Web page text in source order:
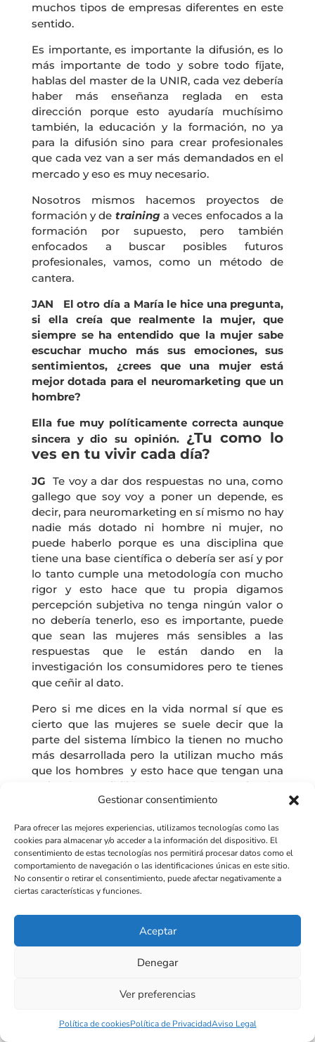
Gestionar consentimiento
Para ofrecer las mejores experiencias, utilizamos tecnologías como las
cookies para almacenar y/o acceder a la información del dispositivo. El
consentimiento de estas tecnologías nos permitirá procesar datos como el
comportamiento de navegación o las identificaciones únicas en este sitio.
No consentir o retirar el consentimiento, puede afectar negativamente a
ciertas características y funciones.
Aceptar
Denegar
Ver preferencias
Política de cookiesPolítica de PrivacidadAviso Legal
muchos tipos de empresas diferentes en este
sentido.
Es importante, es importante la difusión, es lo
más importante de todo y sobre todo fíjate,
hablas del master de la UNIR, cada vez debería
haber más enseñanza reglada en esta
dirección porque esto ayudaría muchísimo
también, la educación y la formación, no ya
para la difusión sino para crear profesionales
que cada vez van a ser más demandados en el
mercado y eso es muy necesario.
Nosotros mismos hacemos proyectos de
formación y de traininga veces enfocados a la
formación por supuesto, pero también
enfocados a buscar posibles futuros
profesionales, vamos, como un método de
cantera.
JAN El otro día a María le hice una pregunta,
si ella creía que realmente la mujer, que
siempre se ha entendido que la mujer sabe
escuchar mucho más sus emociones, sus
sentimientos, ¿crees que una mujer está
mejor dotada para el neuromarketing que un
hombre?
Ella fue muy políticamente correcta aunque
sincera y dio su opinión. ¿Tu como lo
ves en tu vivir cada día?
JG Te voy a dar dos respuestas no una, como
gallego que soy voy a poner un depende, es
decir, para neuromarketing en sí mismo no hay
nadie más dotado ni hombre ni mujer, no
puede haberlo porque es una disciplina que
tiene una base científica o debería ser así y por
lo tanto cumple una metodología con mucho
rigor y esto hace que tu propia digamos
percepción subjetiva no tenga ningún valor o
no debería tenerlo, eso es importante, puede
que sean las mujeres más sensibles a las
respuestas que le están dando en la
investigación los consumidores pero te tienes
que ceñir al dato.
Pero si me dices en la vida normal sí que es
cierto que las mujeres se suele decir que la
parte del sistema límbico la tienen no mucho
más desarrollada pero la utilizan mucho más
que los hombres y esto hace que tengan una
serie de sensibilidades que a lo mejor los
hombres tienen más dificultades de poder
Las conexiones entre la parte córtex y la parte
límbica de las mujeres también se suele decir
que es mayor y tienen más capacidades.
porque es a nosotros al final lo que más nos
interesa, siempre y lo solemos decir es que lo
importante de las mujeres es que la mayor
parte de las influencias son femeninas en el
de que luego compren ellas o no compren
un peso muy importante.